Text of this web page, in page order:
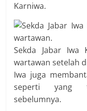
Karniwa.
Sekda Jabar Iwa
wartawan setelah
Iwa juga
seperti yang
sebelumnya.